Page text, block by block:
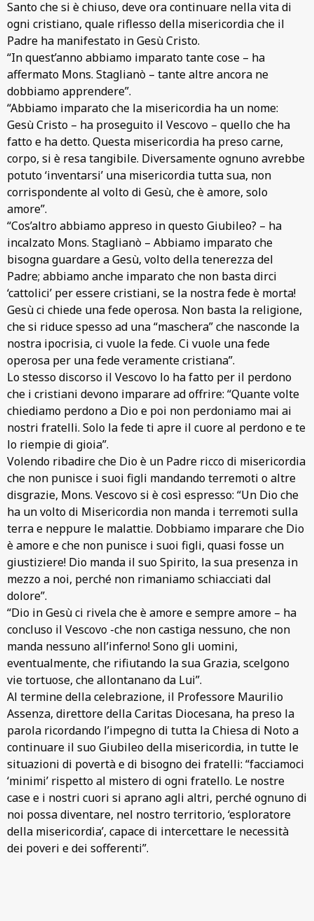
Santo che si è chiuso, deve ora continuare nella vita di
ogni cristiano, quale riflesso della misericordia che il
Padre ha manifestato in Gesù Cristo.
“In quest’anno abbiamo imparato tante cose – ha
affermato Mons. Staglianò – tante altre ancora ne
dobbiamo apprendere”.
“Abbiamo imparato che la misericordia ha un nome:
Gesù Cristo – ha proseguito il Vescovo – quello che ha
fatto e ha detto. Questa misericordia ha preso carne,
corpo, si è resa tangibile. Diversamente ognuno avrebbe
potuto ‘inventarsi’ una misericordia tutta sua, non
corrispondente al volto di Gesù, che è amore, solo
amore”.
“Cos’altro abbiamo appreso in questo Giubileo? – ha
incalzato Mons. Staglianò – Abbiamo imparato che
bisogna guardare a Gesù, volto della tenerezza del
Padre; abbiamo anche imparato che non basta dirci
‘cattolici’ per essere cristiani, se la nostra fede è morta!
Gesù ci chiede una fede operosa. Non basta la religione,
che si riduce spesso ad una “maschera” che nasconde la
nostra ipocrisia, ci vuole la fede. Ci vuole una fede
operosa per una fede veramente cristiana”.
Lo stesso discorso il Vescovo lo ha fatto per il perdono
che i cristiani devono imparare ad offrire: “Quante volte
chiediamo perdono a Dio e poi non perdoniamo mai ai
nostri fratelli. Solo la fede ti apre il cuore al perdono e te
lo riempie di gioia”.
Volendo ribadire che Dio è un Padre ricco di misericordia
che non punisce i suoi figli mandando terremoti o altre
disgrazie, Mons. Vescovo si è così espresso: “Un Dio che
ha un volto di Misericordia non manda i terremoti sulla
terra e neppure le malattie. Dobbiamo imparare che Dio
è amore e che non punisce i suoi figli, quasi fosse un
giustiziere! Dio manda il suo Spirito, la sua presenza in
mezzo a noi, perché non rimaniamo schiacciati dal
dolore”.
“Dio in Gesù ci rivela che è amore e sempre amore – ha
concluso il Vescovo -che non castiga nessuno, che non
manda nessuno all’inferno! Sono gli uomini,
eventualmente, che rifiutando la sua Grazia, scelgono
vie tortuose, che allontanano da Lui”.
Al termine della celebrazione, il Professore Maurilio
Assenza, direttore della Caritas Diocesana, ha preso la
parola ricordando l’impegno di tutta la Chiesa di Noto a
continuare il suo Giubileo della misericordia, in tutte le
situazioni di povertà e di bisogno dei fratelli: “facciamoci
‘minimi’ rispetto al mistero di ogni fratello. Le nostre
case e i nostri cuori si aprano agli altri, perché ognuno di
noi possa diventare, nel nostro territorio, ‘esploratore
della misericordia’, capace di intercettare le necessità
dei poveri e dei sofferenti”.